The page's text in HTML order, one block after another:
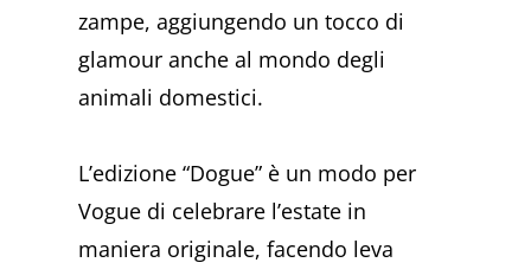
zampe, aggiungendo un tocco di
glamour anche al mondo degli
animali domestici.
L’edizione “Dogue” è un modo per
Vogue di celebrare l’estate in
maniera originale, facendo leva